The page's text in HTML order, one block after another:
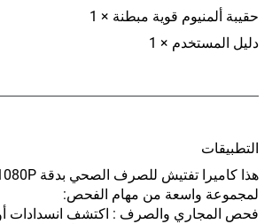
1 × حقيبة ألمنيوم قوية مبطنة
1 × دليل المستخدم
التطبيقات
هذا كاميرا تفتيش للصرف الصحي بدقة 1080P
لمجموعة واسعة من مهام الفحص:
فحص المجاري والصرف : اكتشف انسدادات